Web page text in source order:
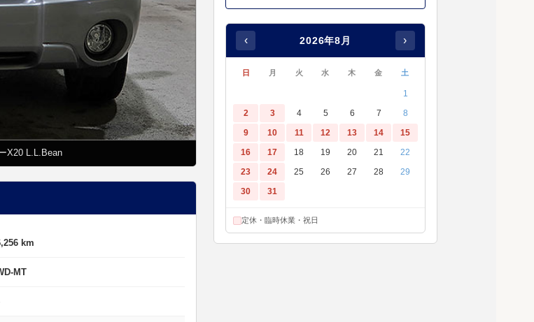
X20 L.L.Bean 7万km台の5速マニュアル、雰囲気も走りもい
km
MT
‹ 2026年8月 ›
日 月 火 水 木 金 土
1
2
3 4 5 6 7
8
9
10 11 12 13 14
15
16
17 18 19 20 21
22
23
24 25 26 27 28
29
30
31
定休・臨時休業・祝日